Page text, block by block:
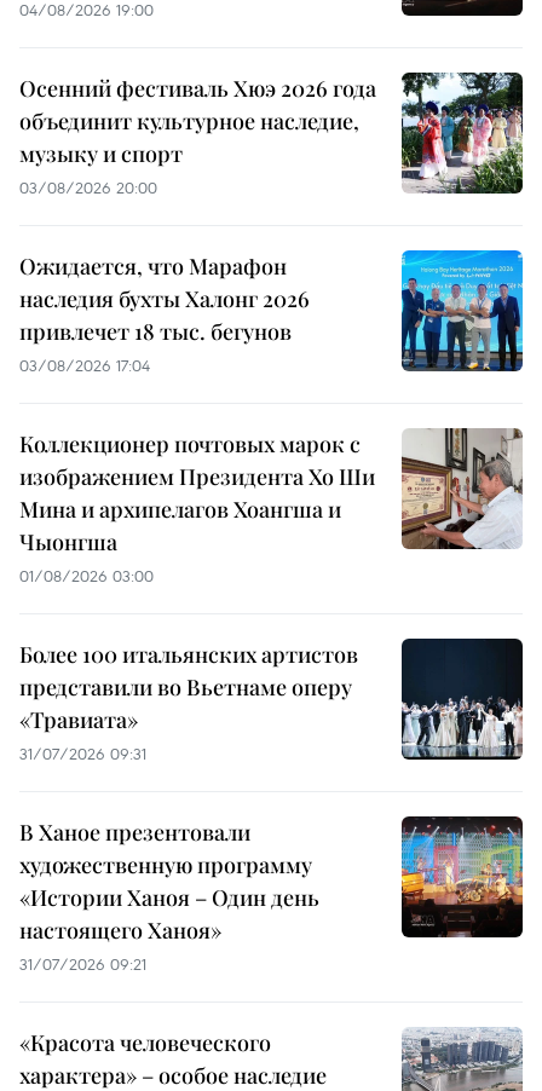
04/08/2026 19:00
Осенний фестиваль Хюэ 2026 года
объединит культурное наследие,
музыку и спорт
03/08/2026 20:00
Ожидается, что Марафон
наследия бухты Халонг 2026
привлечет 18 тыс. бегунов
03/08/2026 17:04
Коллекционер почтовых марок с
изображением Президента Хо Ши
Мина и архипелагов Хоангша и
Чыонгша
01/08/2026 03:00
Более 100 итальянских артистов
представили во Вьетнаме оперу
«Травиата»
31/07/2026 09:31
В Ханое презентовали
художественную программу
«Истории Ханоя – Один день
настоящего Ханоя»
31/07/2026 09:21
«Красота человеческого
характера» – особое наследие